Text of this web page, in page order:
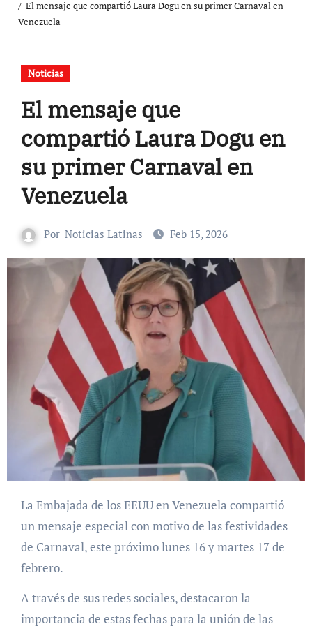
El mensaje que compartió Laura Dogu en su primer Carnaval en
Venezuela
Noticias
El mensaje que
compartió Laura Dogu en
su primer Carnaval en
Venezuela
Por Noticias Latinas Feb 15, 2026
La Embajada de los EEUU en Venezuela compartió
un mensaje especial con motivo de las festividades
de Carnaval, este próximo lunes 16 y martes 17 de
febrero.
A través de sus redes sociales, destacaron la
importancia de estas fechas para la unión de las